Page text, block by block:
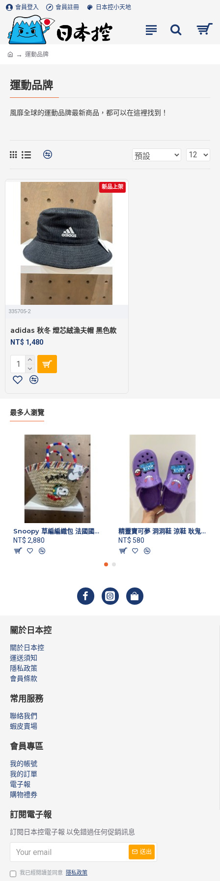
會員登入 會員註冊 日本控小天地
運動品牌
運動品牌
風靡全球的運動品牌最新商品，都可以在這裡找到！
新品上架
335705-2
adidas 秋冬 燈芯絨漁夫帽 黑色款
NT$ 1,480
最多人瀏覽
Snoopy 草編編織包 法國國旗色款
NT$ 2,880
精靈寶可夢 洞洞鞋 涼鞋 耿鬼款
NT$ 580
關於日本控
關於日本控
運送須知
隱私政策
會員條款
常用服務
聯絡我們
蝦皮賣場
會員專區
我的帳號
我的訂單
電子報
購物禮券
訂閱電子報
訂閱日本控電子報 以免錯過任何促銷訊息
送出
我已經閱讀並同意 隱私政策